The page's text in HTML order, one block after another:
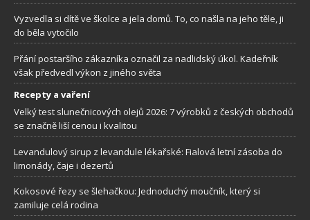
Vyzvedla si dítě ve školce a jela domů. To, co našla na jeho těle, ji
do běla vytočilo
Přání postaršího zákazníka označil za nadlidský úkol. Kadeřník
však předvedl výkon z jiného světa
Recepty a vaření
Velký test slunečnicových olejů 2026: 7 výrobků z českých obchodů
se značně liší cenou i kvalitou
Levandulový sirup z levandule lékařské: Fialová letní zásoba do
limonády, čaje i dezertů
Kokosové řezy se šlehačkou: Jednoduchý moučník, který si
zamiluje celá rodina